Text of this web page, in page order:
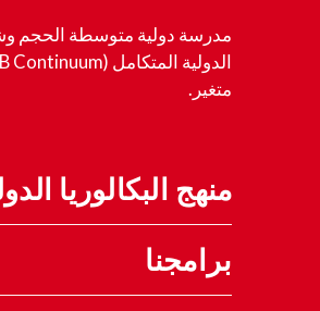
مدرسة دولية متوسطة الحجم
متغير.
منهج البكالوريا
برامجنا